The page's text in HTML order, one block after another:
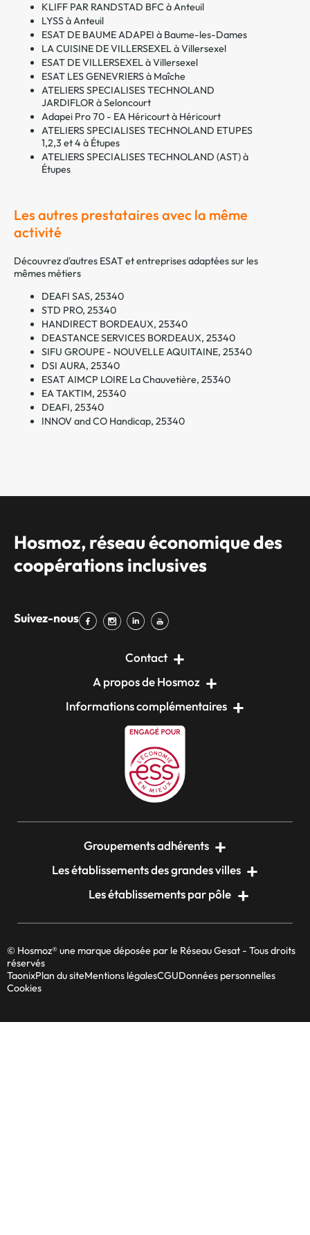
KLIFF PAR RANDSTAD BFC à Anteuil
LYSS à Anteuil
ESAT DE BAUME ADAPEI à Baume-les-Dames
LA CUISINE DE VILLERSEXEL à Villersexel
ESAT DE VILLERSEXEL à Villersexel
ESAT LES GENEVRIERS à Maîche
ATELIERS SPECIALISES TECHNOLAND
JARDIFLOR à Seloncourt
Adapei Pro 70 - EA Héricourt à Héricourt
ATELIERS SPECIALISES TECHNOLAND ETUPES
1,2,3 et 4 à Étupes
ATELIERS SPECIALISES TECHNOLAND (AST) à
Étupes
Les autres prestataires avec la même
activité
Découvrez d'autres ESAT et entreprises adaptées sur les
mêmes métiers
DEAFI SAS, 25340
STD PRO, 25340
HANDIRECT BORDEAUX, 25340
DEASTANCE SERVICES BORDEAUX, 25340
SIFU GROUPE - NOUVELLE AQUITAINE, 25340
DSI AURA, 25340
ESAT AIMCP LOIRE La Chauvetière, 25340
EA TAKTIM, 25340
DEAFI, 25340
INNOV and CO Handicap, 25340
Hosmoz, réseau économique des
coopérations inclusives
Suivez-nous
Contact
A propos de Hosmoz
Informations complémentaires
Groupements adhérents
Les établissements des grandes villes
Les établissements par pôle
© Hosmoz® une marque déposée par le Réseau Gesat - Tous droits
réservés
TaonixPlan du siteMentions légalesCGUDonnées personnelles
Cookies